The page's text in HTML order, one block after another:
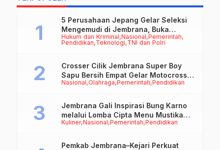
Hukum dan Kriminal Nasional Pemerintah
Pendidikan Teknologi TNI dan Polri
5 Perusahaan Jepang Gelar Seleksi
Mengemudi di Jembrana, Buka
Peluang Kerja bagi Calon PMI
Nasional Olahraga Pemerintah Pendidikan
Crosser Cilik Jembrana Super Boy
Sapu Bersih Empat Gelar Motocross
50cc
Kuliner Nasional Pemerintah Pendidikan
Jembrana Gali Inspirasi Bung Karno
melalui Lomba Cipta Menu Mustika
Rasa
Pemkab Jembrana–Kejari Perkuat